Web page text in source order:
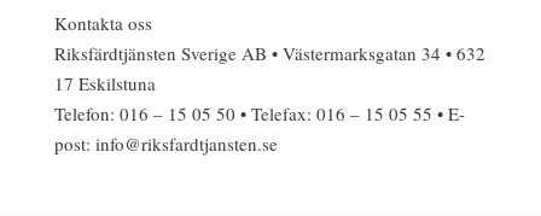
Kontakta oss
Riksfärdtjänsten Sverige AB • Västermarksgatan 34 • 632
17 Eskilstuna
Telefon: 016 – 15 05 50 • Telefax: 016 – 15 05 55 • E-
post: info@riksfardtjansten.se